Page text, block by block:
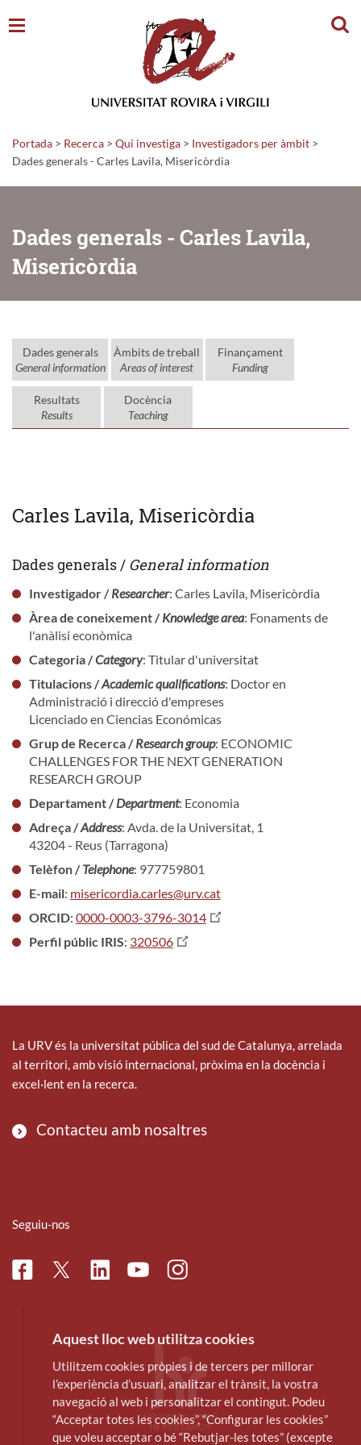
Portada > Recerca > Qui investiga > Investigadors per àmbit >
Dades generals - Carles Lavila, Misericòrdia
Dades generals - Carles Lavila,
Misericòrdia
Dades generals
General information
Àmbits de treball
Areas of interest
Finançament
Funding
Resultats
Results
Docència
Teaching
Carles Lavila, Misericòrdia
Dades generals / General information
Investigador /Researcher: Carles Lavila, Misericòrdia
Àrea de coneixement /Knowledge area: Fonaments de
l'anàlisi econòmica
Categoria /Category: Titular d'universitat
Titulacions /Academic qualifications: Doctor en
Administració i direcció d'empreses
Licenciado en Ciencias Económicas
Grup de Recerca /Research group: ECONOMIC
CHALLENGES FOR THE NEXT GENERATION
RESEARCH GROUP
Departament /Department: Economia
Adreça /Address: Avda. de la Universitat, 1
43204 - Reus (Tarragona)
Telèfon /Telephone: 977759801
E-mail: misericordia.carles@urv.cat
ORCID: 0000-0003-3796-3014
Perfil públic IRIS: 320506
La URV és la universitat pública del sud de Catalunya, arrelada
al territori, amb visió internacional, pròxima en la docència i
excel·lent en la recerca.
Contacteu amb nosaltres
Seguiu-nos
FacebookTwitterLinkedinYoutubeInstagram
Aquest lloc web utilitza cookies
Utilitzem cookies pròpies i de tercers per millorar
l’experiència d’usuari, analitzar el trànsit, la vostra
navegació al web i personalitzar el contingut. Podeu
“Acceptar totes les cookies”, “Configurar les cookies”
que voleu acceptar o bé “Rebutjar-les totes” (excepte